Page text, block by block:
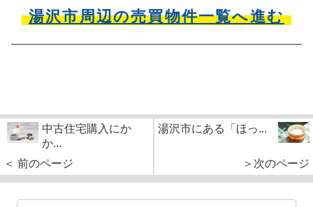
湯沢市周辺の売買物件一覧へ進む
中古住宅購入にか
か...
＜ 前のページ
湯沢市にある「ほっ...
＞次のページ